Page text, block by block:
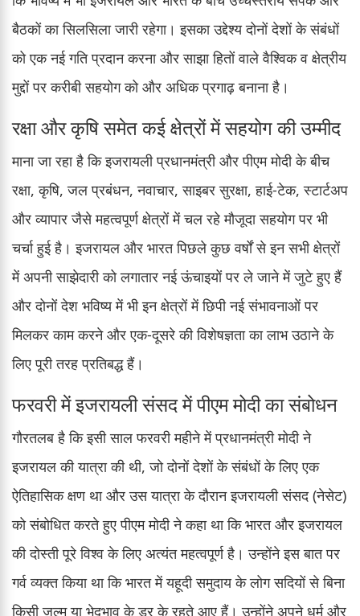
बैठकों का सिलसिला जारी रहेगा। इसका उद्देश्य दोनों देशों के संबंधों
को एक नई गति प्रदान करना और साझा हितों वाले वैश्विक व क्षेत्रीय
मुद्दों पर करीबी सहयोग को और अधिक प्रगाढ़ बनाना है।
रक्षा और कृषि समेत कई क्षेत्रों में सहयोग की उम्मीद
माना जा रहा है कि इजरायली प्रधानमंत्री और पीएम मोदी के बीच
रक्षा, कृषि, जल प्रबंधन, नवाचार, साइबर सुरक्षा, हाई-टेक, स्टार्टअप
और व्यापार जैसे महत्वपूर्ण क्षेत्रों में चल रहे मौजूदा सहयोग पर भी
चर्चा हुई है। इजरायल और भारत पिछले कुछ वर्षों से इन सभी क्षेत्रों
में अपनी साझेदारी को लगातार नई ऊंचाइयों पर ले जाने में जुटे हुए हैं
और दोनों देश भविष्य में भी इन क्षेत्रों में छिपी नई संभावनाओं पर
मिलकर काम करने और एक-दूसरे की विशेषज्ञता का लाभ उठाने के
लिए पूरी तरह प्रतिबद्ध हैं।
फरवरी में इजरायली संसद में पीएम मोदी का संबोधन
गौरतलब है कि इसी साल फरवरी महीने में प्रधानमंत्री मोदी ने
इजरायल की यात्रा की थी, जो दोनों देशों के संबंधों के लिए एक
ऐतिहासिक क्षण था और उस यात्रा के दौरान इजरायली संसद (नेसेट)
को संबोधित करते हुए पीएम मोदी ने कहा था कि भारत और इजरायल
की दोस्ती पूरे विश्व के लिए अत्यंत महत्वपूर्ण है। उन्होंने इस बात पर
गर्व व्यक्त किया था कि भारत में यहूदी समुदाय के लोग सदियों से बिना
किसी जुल्म या भेदभाव के डर के रहते आए हैं। उन्होंने अपने धर्म और